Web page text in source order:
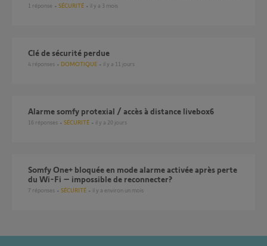
1 réponse SÉCURITÉ il y a 3 mois
Clé de sécurité perdue
4 réponses DOMOTIQUE il y a 11 jours
alarme somfy protexial / accès à distance livebox6
16 réponses SÉCURITÉ il y a 20 jours
Somfy One+ bloquée en mode alarme activée après perte
du Wi-Fi – impossible de reconnecter?
7 réponses SÉCURITÉ il y a environ un mois